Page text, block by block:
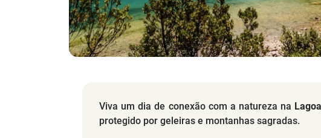
Viva um dia de conexão com a natureza na
protegido por geleiras e montanhas sagradas.